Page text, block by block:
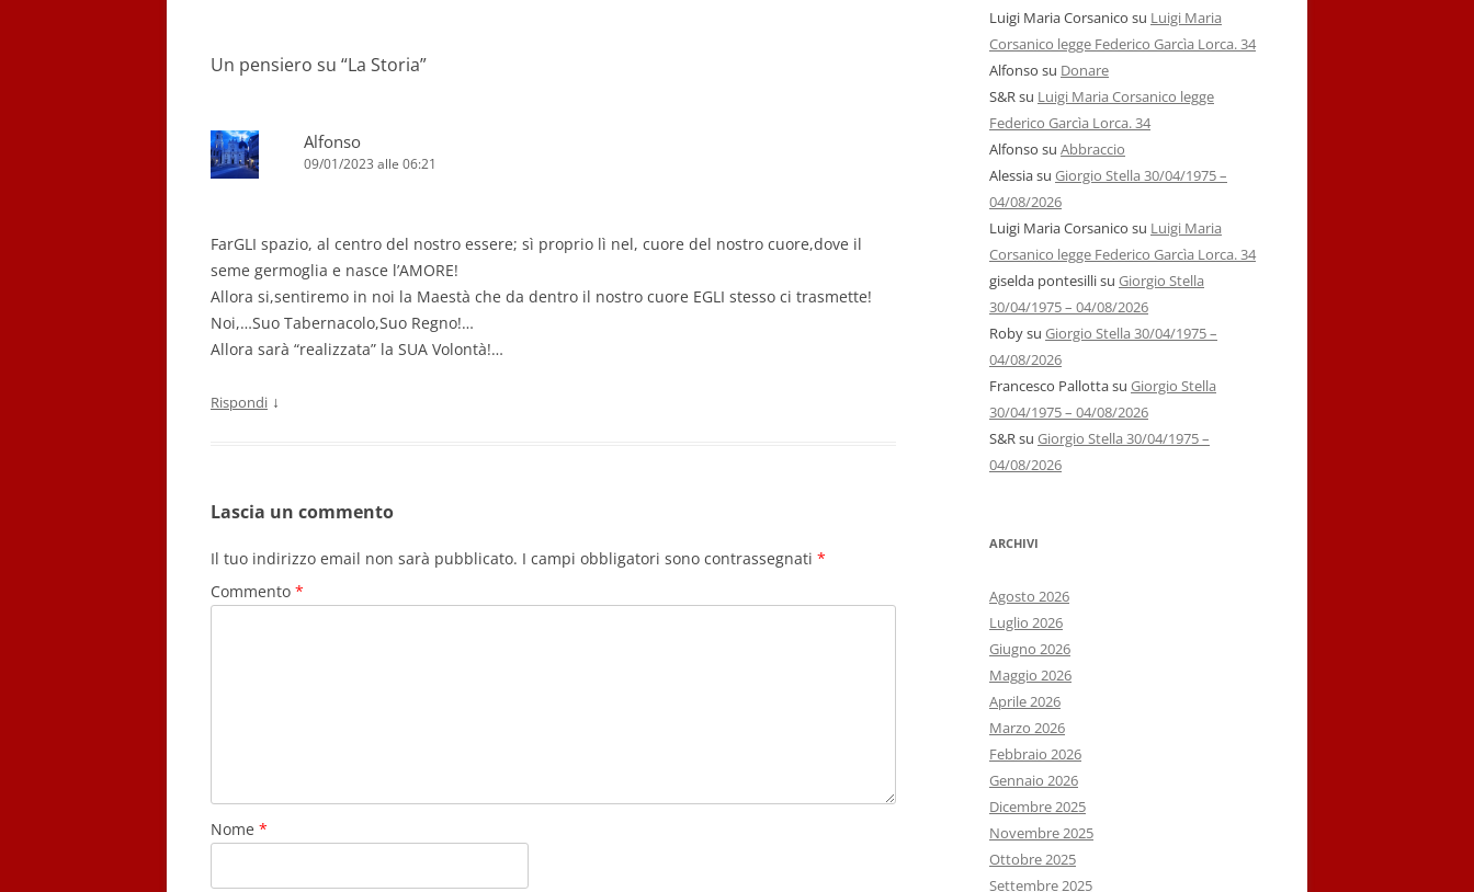
Un pensiero su “La Storia”
Alfonso
09/01/2023 alle 06:21
FarGLI spazio, al centro del nostro essere; sì proprio lì nel, cuore del nostro cuore,dove il
seme germoglia e nasce l’AMORE!
Allora si,sentiremo in noi la Maestà che da dentro il nostro cuore EGLI stesso ci trasmette!
Noi,…Suo Tabernacolo,Suo Regno!…
Allora sarà “realizzata” la SUA Volontà!…
Rispondi ↓
Lascia un commento
Il tuo indirizzo email non sarà pubblicato. I campi obbligatori sono contrassegnati *
Commento *
Nome *
Luigi Maria Corsanico su Luigi Maria
Corsanico legge Federico Garcìa Lorca. 34
Alfonso su Donare
S&Rsu Luigi Maria Corsanico legge
Federico Garcìa Lorca. 34
Alfonso su Abbraccio
Alessiasu Giorgio Stella 30/04/1975 –
04/08/2026
Luigi Maria Corsanico su Luigi Maria
Corsanico legge Federico Garcìa Lorca. 34
giselda pontesillisu Giorgio Stella
30/04/1975 – 04/08/2026
Robysu Giorgio Stella 30/04/1975 –
04/08/2026
Francesco Pallottasu Giorgio Stella
30/04/1975 – 04/08/2026
S&Rsu Giorgio Stella 30/04/1975 –
04/08/2026
ARCHIVI
Agosto 2026
Luglio 2026
Giugno 2026
Maggio 2026
Aprile 2026
Marzo 2026
Febbraio 2026
Gennaio 2026
Dicembre 2025
Novembre 2025
Ottobre 2025
Settembre 2025